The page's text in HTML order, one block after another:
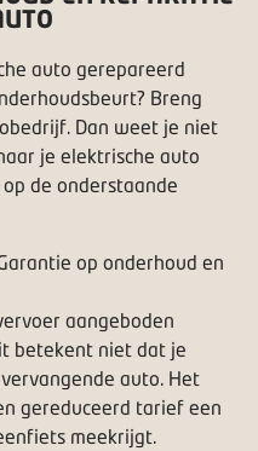
auto gerepareerd
Breng
. Dan weet je niet
je elektrische auto
de onderstaande
op onderhoud en
aangeboden
betekent niet dat je
auto. Het
gereduceerd tarief een
meekrijgt.